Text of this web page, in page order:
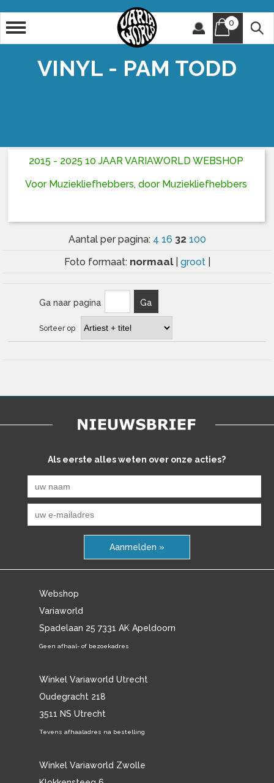
0
VINYL - PAM TODD
2015 - 2025 10 JAAR VARIAWORLD WEBSHOP
Voor Muziekliefhebbers, door Muziekliefhebbers
Aantal per pagina: 4 16 32 100
Foto formaat: normaal groot
Ga naar pagina Ga
Sorteer op
Als eerste alles weten over onze acties?
Aanmelden »
Webshop
Variaworld
Spadelaan 25 7331 AK Apeldoorn
Geen afhaal- of bezoekadres
Winkel Variaworld Utrecht
Oudegracht 218
3511 NS Utrecht
Tevens afhaaladres na bestelling
Winkel Variaworld Zwolle